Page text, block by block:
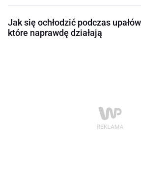
Jak się ochłodzić podczas
które naprawdę działają